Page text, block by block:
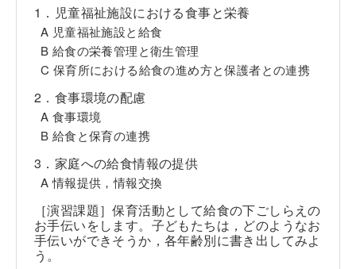
1．児童福祉施設における食事と栄養
A 児童福祉施設と給食
B 給食の栄養管理と衛生管理
C 保育所における給食の進め方と保護者との連携
2．食事環境の配慮
A 食事環境
B 給食と保育の連携
3．家庭への給食情報の提供
A 情報提供，情報交換
［演習課題］保育活動として給食の下ごしらえの
お手伝いをします。子どもたちは，どのようなお
手伝いができそうか，各年齢別に書き出してみよ
う。